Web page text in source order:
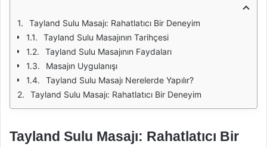
Tayland Sulu Masajı: Rahatlatıcı Bir Deneyim
Tayland Sulu Masajının Tarihçesi
Tayland Sulu Masajının Faydaları
Masajın Uygulanışı
Tayland Sulu Masajı Nerelerde Yapılır?
Tayland Sulu Masajı: Rahatlatıcı Bir Deneyim
Tayland Sulu Masajı: Rahatlatıcı Bir